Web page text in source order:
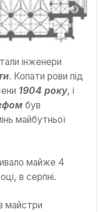
інженери
. Копати рови під
1904 року, і
був
майбутньої
майже 4
в серпні.
майстри